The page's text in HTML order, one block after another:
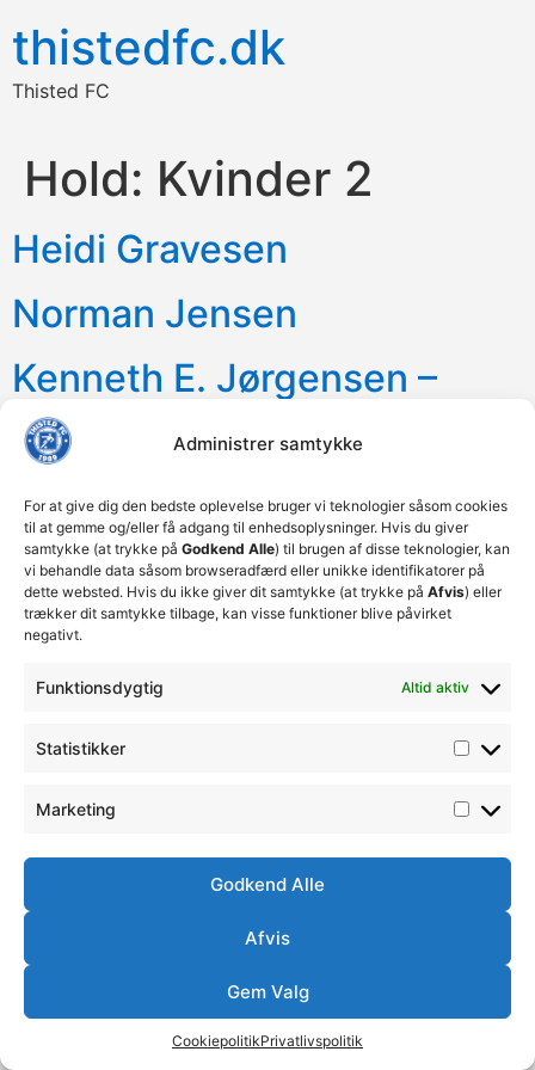
Administrer samtykke
For at give dig den bedste oplevelse bruger vi teknologier såsom cookies
til at gemme og/eller få adgang til enhedsoplysninger. Hvis du giver
samtykke (at trykke på Godkend Alle) til brugen af disse teknologier, kan
vi behandle data såsom browseradfærd eller unikke identifikatorer på
dette websted. Hvis du ikke giver dit samtykke (at trykke på Afvis) eller
trækker dit samtykke tilbage, kan visse funktioner blive påvirket
negativt.
Funktionsdygtig Altid aktiv
Statistikker
Marketing
Godkend Alle
Afvis
Gem Valg
CookiepolitikPrivatlivspolitik
thistedfc.dk
Thisted FC
Hold: Kvinder 2
Heidi Gravesen
Norman Jensen
Kenneth E. Jørgensen –
Kvinder